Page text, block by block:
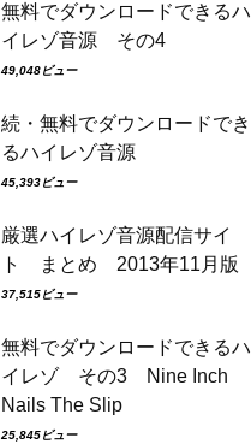
無料でダウンロードできるハ
イレゾ音源 その4
49,048ビュー
続・無料でダウンロードでき
るハイレゾ音源
45,393ビュー
厳選ハイレゾ音源配信サイ
ト まとめ 2013年11月版
37,515ビュー
無料でダウンロードできるハ
イレゾ その3 Nine Inch
Nails The Slip
25,845ビュー